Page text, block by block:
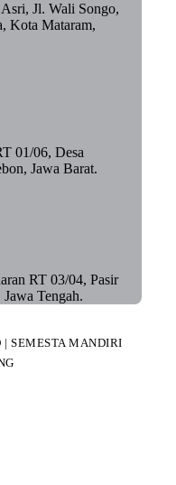
Jl. Wali Songo,
Kota Mataram,
01/06, Desa
Jawa Barat.
RT 03/04, Pasir
Tengah.
SEMESTA MANDIRI